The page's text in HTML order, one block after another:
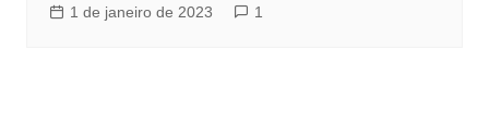
1 de janeiro de 2023
1